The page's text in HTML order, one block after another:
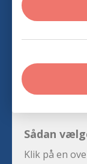
Sådan
Klik på en